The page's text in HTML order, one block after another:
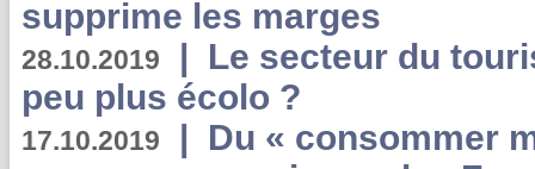
supprime les marges
28.10.2019 | Le secteur du
peu plus écolo ?
17.10.2019 | Du « consommer